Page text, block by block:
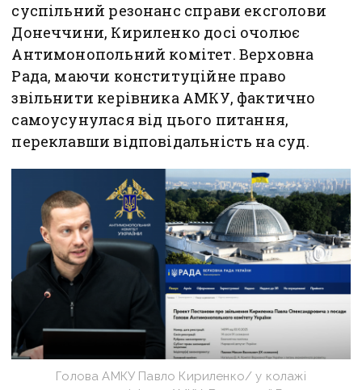
суспільний резонанс справи ексголови
Донеччини, Кириленко досі очолює
Антимонопольний комітет. Верховна
Рада, маючи конституційне право
звільнити керівника АМКУ, фактично
самоусунулася від цього питання,
переклавши відповідальність на суд.
Голова АМКУ Павло Кириленко/ у колажі